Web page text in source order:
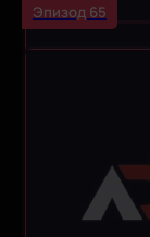
Эпизод 65